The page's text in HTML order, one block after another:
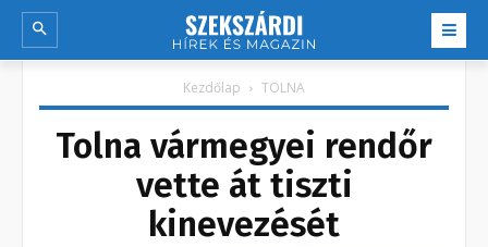
Kezdőlap TOLNA
Tolna vármegyei rendőr
vette át tiszti
kinevezését